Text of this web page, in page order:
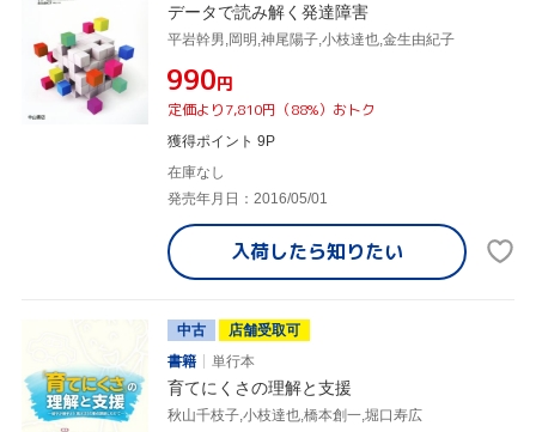
データで読み解く発達障害
平岩幹男,岡明,神尾陽子,小枝達也,金生由紀子
¥990円
定価より7,810円（88%）おトク
獲得ポイント 9P
在庫なし
発売年月日：2016/05/01
入荷したら知りたい
中古
店舗受取可
書籍
単行本
育てにくさの理解と支援
秋山千枝子,小枝達也,橋本創一,堀口寿広